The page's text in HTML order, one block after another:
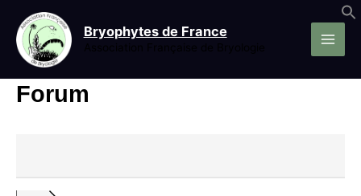
contenu
Bryophytes de France
Forum